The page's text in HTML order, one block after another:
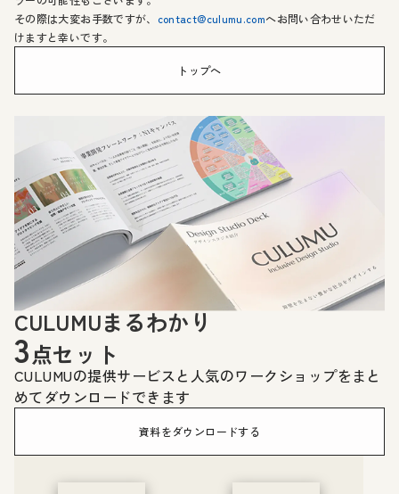
その際は大変お手数ですが、 contact@culumu.comへお問い合わせいただ
けますと幸いです。
トップへ
CULUMUまるわかり
3点セット
CULUMUの提供サービスと人気のワークショップをまと
めてダウンロードできます
資料をダウンロードする